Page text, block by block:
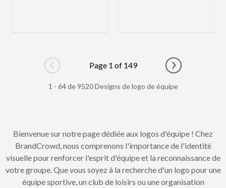
Go to previous page
Page 1 of 149
Go to next
1 - 64 de 9520 Designs de logo de équipe
Bienvenue sur notre page dédiée aux logos d'équipe ! Chez
BrandCrowd, nous comprenons l'importance de l'identité
visuelle pour renforcer l'esprit d'équipe et la reconnaissance de
votre groupe. Que vous soyez à la recherche d'un logo pour une
équipe sportive, un club de loisirs ou une organisation